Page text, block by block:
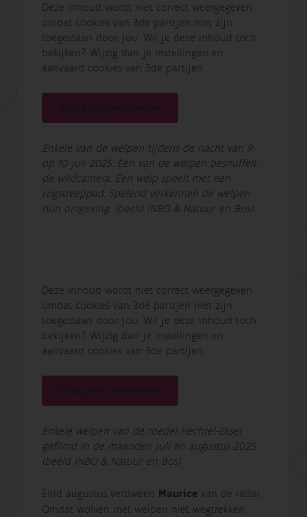
Deze inhoud wordt niet correct weergegeven
omdat cookies van 3de partijen niet zijn
toegestaan door jou. Wil je deze inhoud toch
bekijken? Wijzig dan je instellingen en
aanvaard cookies van 3de partijen.
Enkele van de welpen tijdens de nacht van 9
op 10 juli 2025. Een van de welpen besnuffelt
de wildcamera. Een welp speelt met een
rugstreeppad. Spelend verkennen de welpen
hun omgeving. (beeld INBO & Natuur en Bos)
Deze inhoud wordt niet correct weergegeven
omdat cookies van 3de partijen niet zijn
toegestaan door jou. Wil je deze inhoud toch
bekijken? Wijzig dan je instellingen en
aanvaard cookies van 3de partijen.
Enkele welpen van de roedel Hechtel-Eksel
gefilmd in de maanden juli en augustus 2025
(beeld INBO & Natuur en Bos)
Eind augustus verdween Maurice van de radar.
Omdat wolven met welpen niet wegtrekken,